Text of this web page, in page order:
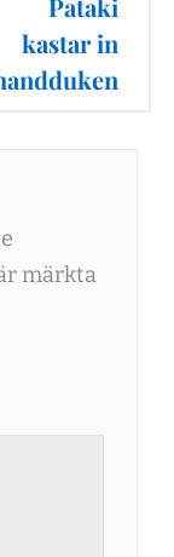
kastar in
märkta